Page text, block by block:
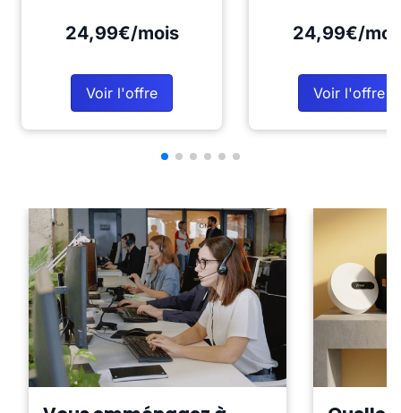
24,99€/mois
Voir l'offre
24,99€/
Voir l'offre